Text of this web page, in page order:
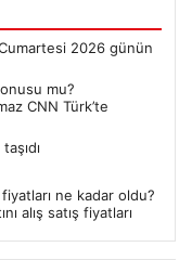
2026 günün
mu?
CNN Türk’te
ne kadar oldu?
alış satış fiyatları